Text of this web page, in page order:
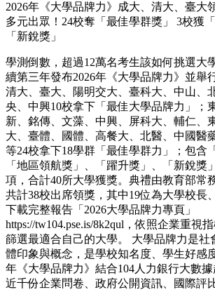
2026年《大學品牌力》成大、清大、臺
多元出眾！24校奪「最佳學群獎」 3校獲
「新銳獎」
學測倒數，超過12萬名考生該如何挑選大
續第三年發布2026年《大學品牌力》並舉
清大、臺大、陽明交大、臺科大、中山、
央、中興10校拿下「最佳大學品牌力」；
新、銘傳、文藻、中興、屏科大、輔仁、
大、臺體、國體、高餐大、北醫、中國醫
等24校拿下18學群「最佳學群力」；包含
「地區領航獎」、「躍升獎」、「新銳獎
項，合計40所大學獲獎。典禮由教育部常
共計38校出席領獎，其中19位為大學校長
下載完整報告「2026大學品牌力專頁」
https://tw104.pse.is/8k2qul，依照企業重視
篩選最適合自己的大學。 大學品牌力是社
體印象與概念，是學校知名度、學生好感
年《大學品牌力》結合104人力銀行大數據
近千份企業問卷、政府公開資訊、國際評